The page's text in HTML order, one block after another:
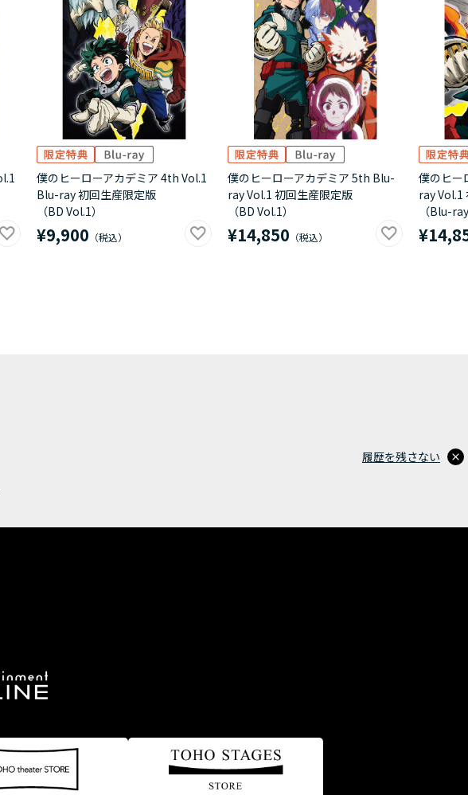
僕のヒーローアカデミア 4th Vol.1
Blu-ray 初回生産限定版
（BD Vol.1）
¥9,900
僕のヒーローアカデミア 5th Blu-
ray Vol.1 初回生産限定版
（BD Vol.1）
¥14,850
僕のヒー
ray Vol.1
（Blu-
履歴を残さない